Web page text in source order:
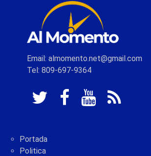
Email: almomento.net@gmail.com
Tel: 809-697-9364
Portada
Politica